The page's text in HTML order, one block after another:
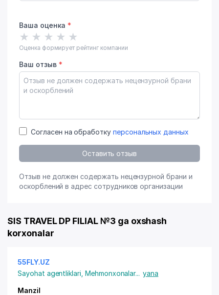
Ваша оценка *
★ ★ ★ ★ ★
Оценка формирует рейтинг компании
Ваш отзыв *
Согласен на обработку персональных данных
Оставить отзыв
Отзыв не должен содержать нецензурной брани и
оскорблений в адрес сотрудников организации
SIS TRAVEL DP FILIAL №3 ga oxshash
korxonalar
55FLY.UZ
Sayohat agentliklari Mehmonxonalar... yana
Manzil